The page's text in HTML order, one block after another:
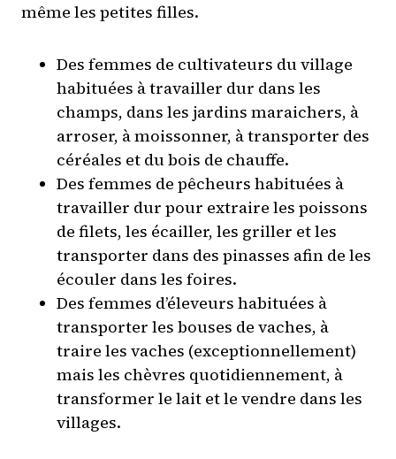
même les petites filles.
Des femmes de cultivateurs du village
habituées à travailler dur dans les
champs, dans les jardins maraichers, à
arroser, à moissonner, à transporter des
céréales et du bois de chauffe.
Des femmes de pêcheurs habituées à
travailler dur pour extraire les poissons
de filets, les écailler, les griller et les
transporter dans des pinasses afin de les
écouler dans les foires.
Des femmes d’éleveurs habituées à
transporter les bouses de vaches, à
traire les vaches (exceptionnellement)
mais les chèvres quotidiennement, à
transformer le lait et le vendre dans les
villages.